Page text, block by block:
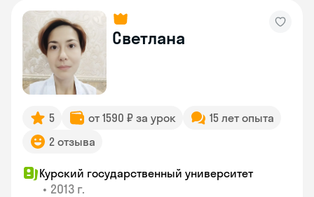
Светлана
5 от 1590 ₽ за урок
15 лет опыта
2 отзыва
Курский государственный университет
• 2013 г.